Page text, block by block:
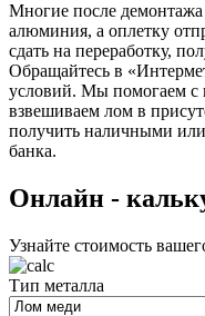
Многие после
алюминия, а оплетку
сдать на переработку,
Обращайтесь в
условий. Мы помогаем с
взвешиваем лом в
получить наличными
банка.
Oнлайн -
Узнайте стоимость
Тип металла